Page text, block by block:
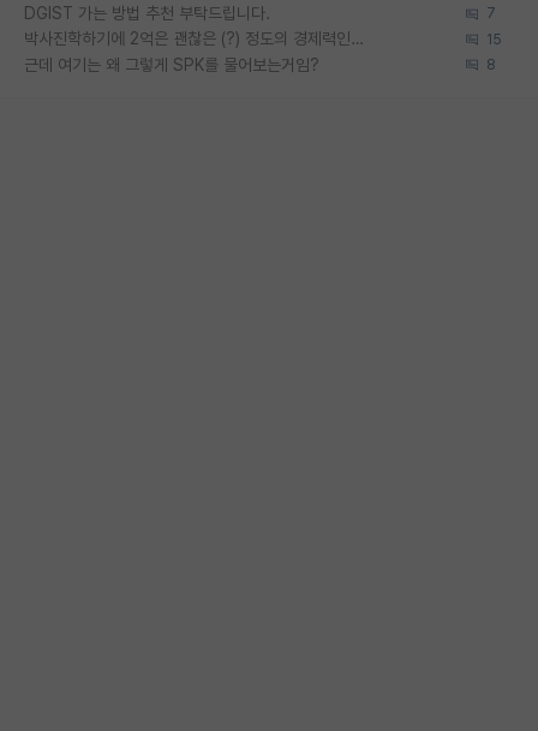
DGIST 가는 방법 추천 부탁드립니다. 7
박사진학하기에 2억은 괜찮은 (?) 정도의 경제력인가요 15
근데 여기는 왜 그렇게 SPK를 물어보는거임? 8